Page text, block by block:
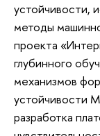
устойчивости,
методы
проекта
глубинного
механизмов
устойчивости
разработка